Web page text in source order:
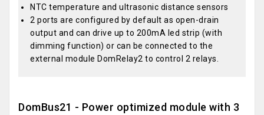
NTC temperature and ultrasonic distance sensors
2 ports are configured by default as open-drain
output and can drive up to 200mA led strip (with
dimming function) or can be connected to the
external module DomRelay2 to control 2 relays.
DomBus21 - Power optimized module with 3